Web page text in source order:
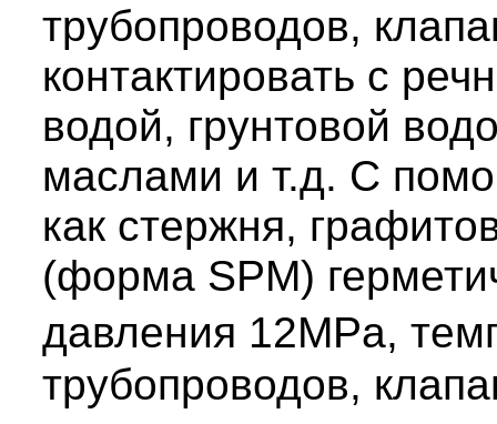
трубопроводов,
контактировать с
водой, грунтовой
маслами и т.д. С
как стержня,
(форма SPM)
давления 12MPa,
трубопроводов,